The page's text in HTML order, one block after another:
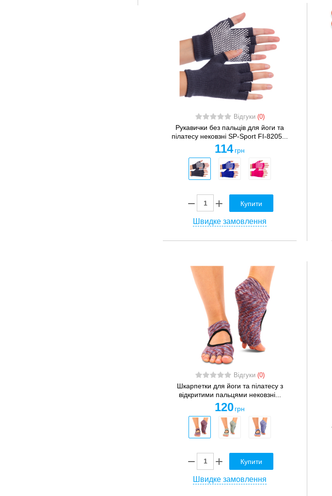
Відгуки (0)
Рукавички без пальців для йоги та
пілатесу нековзні SP-Sport FI-8205...
114 грн
Купити
Швидке замовлення
Відгуки (0)
Шкарпетки для йоги та пілатесу з
відкритими пальцями нековзні...
120 грн
Купити
Швидке замовлення